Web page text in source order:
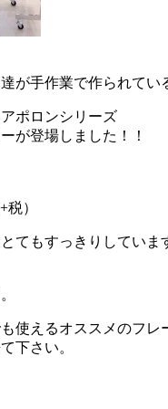
が手作業で作られてい
ポロンシリーズ
が登場しました！！
）
てもすっきりしていま
使えるオススメのフレ
下さい。